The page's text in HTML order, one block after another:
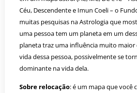
Céu, Descendente e Imun Coeli – o
muitas pesquisas na Astrologia que
uma pessoa tem um planeta em um
planeta traz uma influência muito
vida dessa pessoa, possivelmente se
dominante na vida dela.
Sobre relocação: é um mapa que você